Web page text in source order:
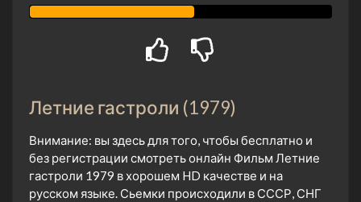
Летние гастроли (1979)
Внимание: вы здесь для того, чтобы бесплатно и
без регистрации смотреть онлайн Фильм Летние
гастроли 1979 в хорошем HD качестве и на
русском языке. Сьемки происходили в СССР, СНГ